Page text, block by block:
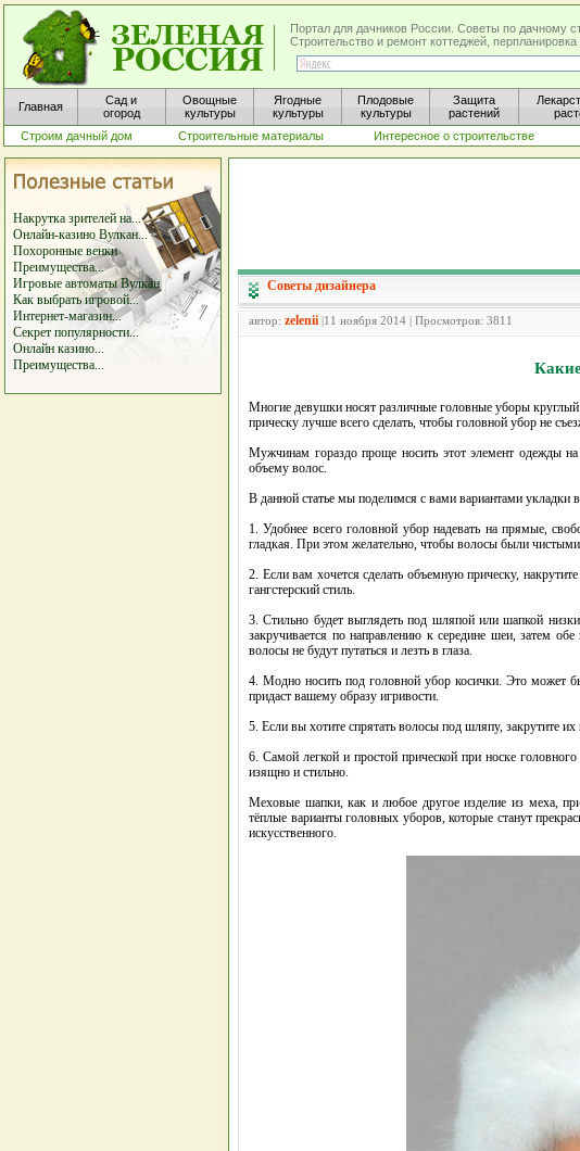
Портал для дачников России. Советы по дачному
Строительство и ремонт коттеджей, перпланировка
Главная
Сад и
огород
Овощные
культуры
Ягодные
культуры
Плодовые
культуры
Защита
растений
Строим дачный дом
Строительные материалы Интересное о строительстве
Накрутка зрителей на...
Онлайн-казино Вулкан...
Похоронные венки
Преимущества...
Игровые автоматы Вулкан
Как выбрать игровой...
Интернет-магазин...
Секрет популярности...
Онлайн казино...
Преимущества...
Советы дизайнера
автор: zelenii |11 ноября 2014 | Просмотров: 3811
Многие девушки носят различные головные уборы
прическу лучше всего сделать, чтобы головной убор не
Мужчинам гораздо проще носить этот элемент одежды
объему волос.
В данной статье мы поделимся с вами вариантами укладки
1. Удобнее всего головной убор надевать на прямые,
гладкая. При этом желательно, чтобы волосы были
2. Если вам хочется сделать объемную прическу,
гангстерский стиль.
3. Стильно будет выглядеть под шляпой или шапкой
закручивается по направлению к середине шеи, затем
волосы не будут путаться и лезть в глаза.
4. Модно носить под головной убор косички. Это может
придаст вашему образу игривости.
5. Если вы хотите спрятать волосы под шляпу, закрутите
6. Самой легкой и простой прической при носке
изящно и стильно.
Меховые шапки, как и любое другое изделие из меха,
тёплые варианты головных уборов, которые станут
искусственного.